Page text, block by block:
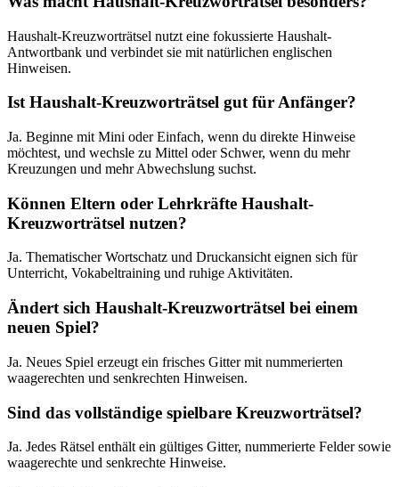
Haushalt-Kreuzworträtsel nutzt eine fokussierte Haushalt-
Antwortbank und verbindet sie mit natürlichen englischen
Hinweisen.
Ist Haushalt-Kreuzworträtsel gut für Anfänger?
Ja. Beginne mit Mini oder Einfach, wenn du direkte Hinweise
möchtest, und wechsle zu Mittel oder Schwer, wenn du mehr
Kreuzungen und mehr Abwechslung suchst.
Können Eltern oder Lehrkräfte Haushalt-
Kreuzworträtsel nutzen?
Ja. Thematischer Wortschatz und Druckansicht eignen sich für
Unterricht, Vokabeltraining und ruhige Aktivitäten.
Ändert sich Haushalt-Kreuzworträtsel bei einem
neuen Spiel?
Ja. Neues Spiel erzeugt ein frisches Gitter mit nummerierten
waagerechten und senkrechten Hinweisen.
Sind das vollständige spielbare Kreuzworträtsel?
Ja. Jedes Rätsel enthält ein gültiges Gitter, nummerierte Felder sowie
waagerechte und senkrechte Hinweise.